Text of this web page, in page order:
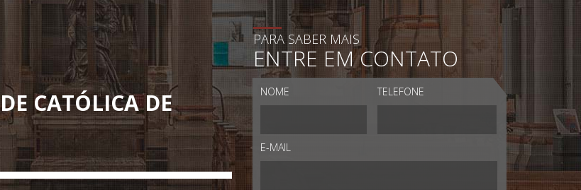
CATÓLICA DE
PARA SABER MAIS
ENTRE EM CONTATO
NOME TELEFONE
E-MAIL